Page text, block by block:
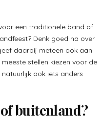
een traditionele band of
Denk goed na over
daarbij meteen ook aan
stellen kiezen voor de
ook iets anders
buitenland?